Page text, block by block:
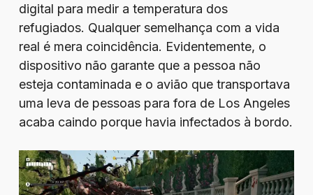
digital para medir a temperatura dos
refugiados. Qualquer semelhança com a vida
real é mera coincidência. Evidentemente, o
dispositivo não garante que a pessoa não
esteja contaminada e o avião que transportava
uma leva de pessoas para fora de Los Angeles
acaba caindo porque havia infectados à bordo.